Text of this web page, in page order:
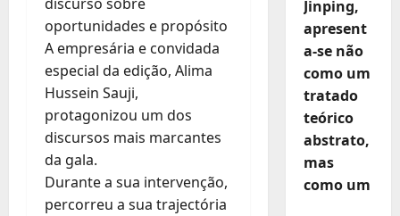
oportunidades e propósito
A empresária e convidada
especial da edição, Alima
Hussein Sauji,
protagonizou um dos
discursos mais marcantes
da gala.
Durante a sua intervenção,
percorreu a sua trajectória
Jinping,
apresent
a-se não
como um
tratado
teórico
abstrato,
mas
como um